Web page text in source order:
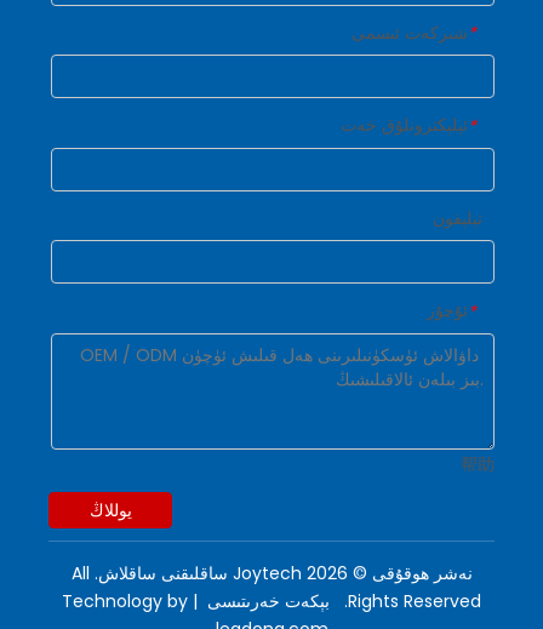
*شىركەت ئىسمى
*ئېلېكترونلۇق خەت
تېلېفون
*ئۇچۇر
帮助
يوللاڭ
نەشر ھوقۇقى © 2026
Joytech ساقلىقنى ساقلاش. All
Rights Reserved.
بېكەت خەرىتىسى | Technology by